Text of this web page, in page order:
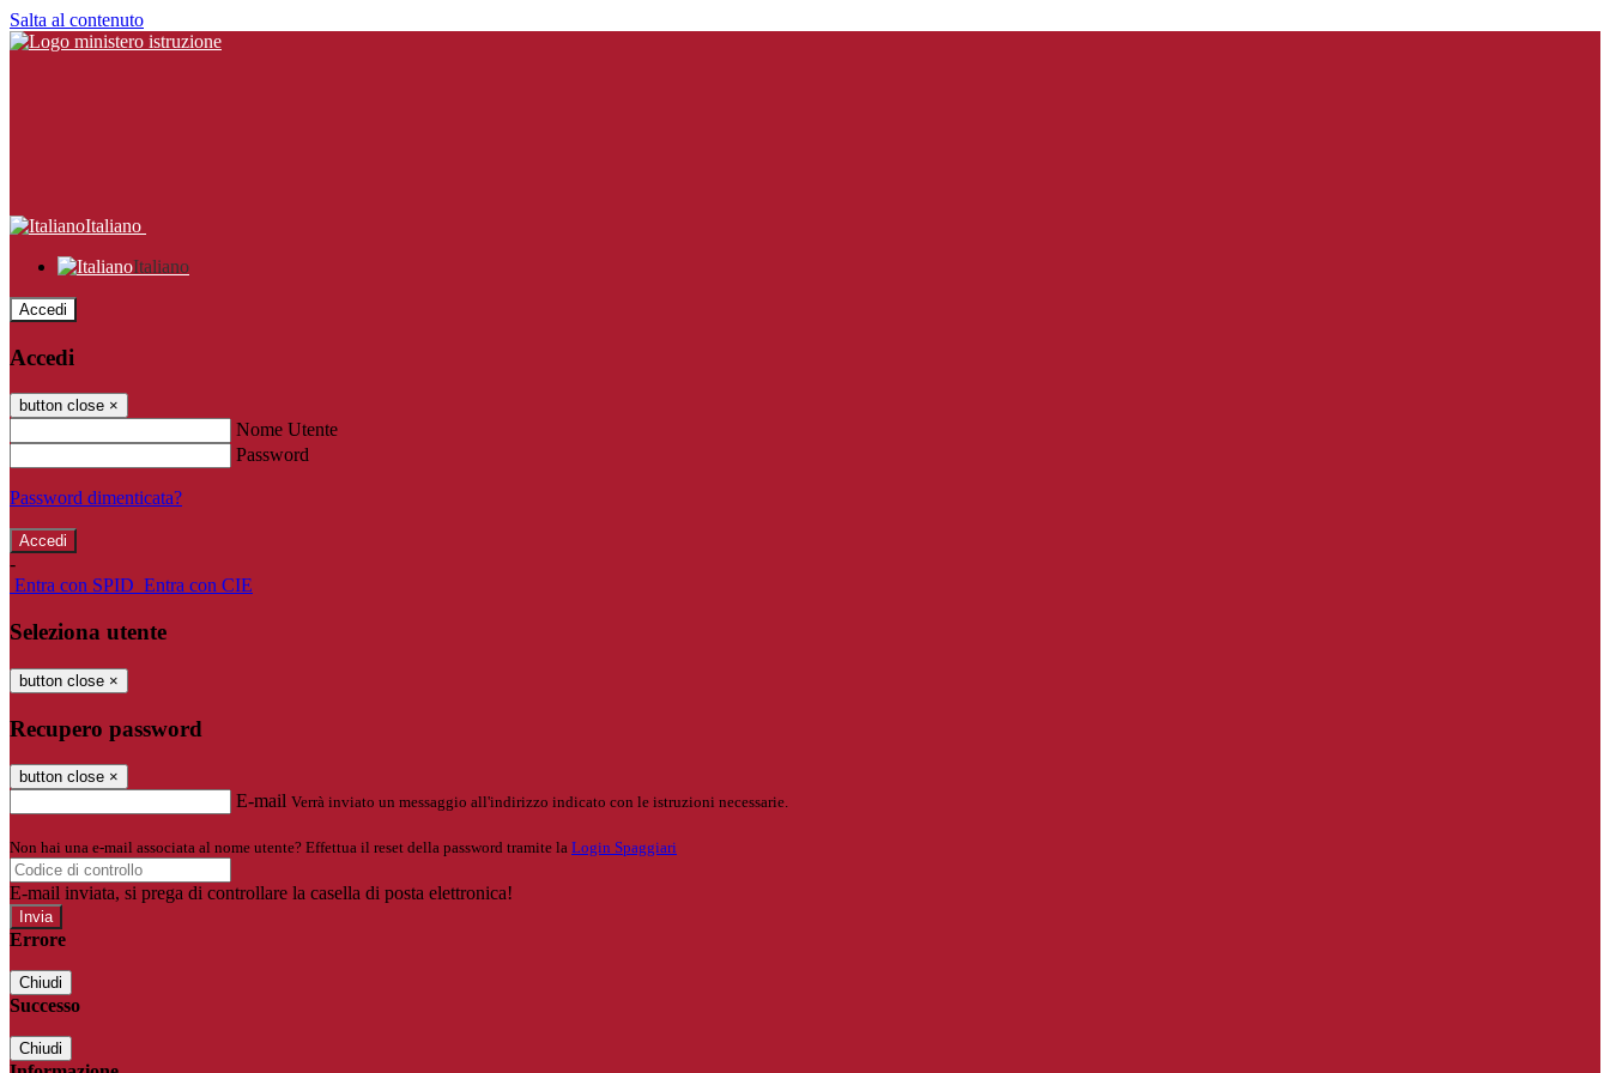
Salta al contenuto
Italiano
Italiano
Accedi
Accedi
button close ×
Nome Utente
Password
Password dimenticata?
-
Entra con SPID Entra con CIE
Seleziona utente
button close ×
Recupero password
button close ×
E-mail Verrà inviato un messaggio all'indirizzo indicato con le istruzioni necessarie.
Non hai una e-mail associata al nome utente? Effettua il reset della password tramite la Login Spaggiari
E-mail inviata, si prega di controllare la casella di posta elettronica!
Errore
Chiudi
Successo
Chiudi